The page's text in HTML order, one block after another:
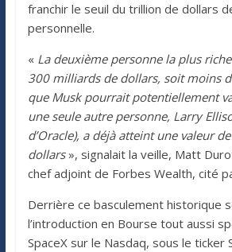
franchir le seuil du trillion de dollars
personnelle.
« La deuxième personne la plus
300 milliards de dollars, soit moins
que Musk pourrait potentiellement
une seule autre personne, Larry
d’Oracle), a déjà atteint une valeur
dollars », signalait la veille, Matt
chef adjoint de Forbes Wealth, cité
Derrière ce basculement historique
l’introduction en Bourse tout aussi
SpaceX sur le Nasdaq, sous le ticker